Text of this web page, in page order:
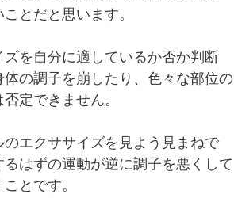
とだと思います。
を自分に適しているか否か判断
の調子を崩したり、色々な部位の
定できません。
エクササイズを見よう見まねで
はずの運動が逆に調子を悪くして
とです。